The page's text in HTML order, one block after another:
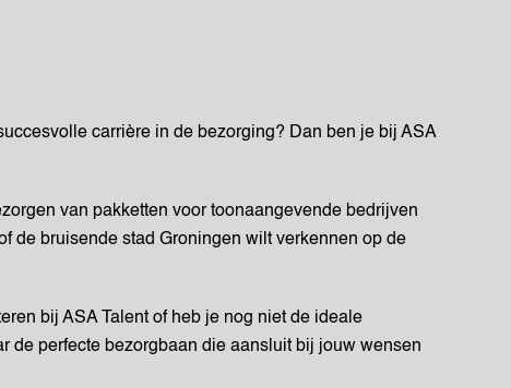
carrière in de bezorging? Dan ben je bij ASA
van pakketten voor toonaangevende bedrijven
de bruisende stad Groningen wilt verkennen op de
bij ASA Talent of heb je nog niet de ideale
de perfecte bezorgbaan die aansluit bij jouw wensen